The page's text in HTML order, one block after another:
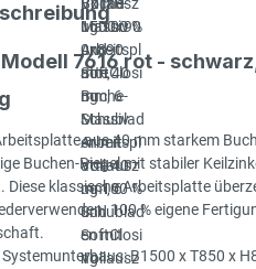
7616 rot -
aus 40 mm starkem
Buchen-Riegel mit stabiler
Diese klassische Arbeitsplatte
100 % eigene
Systemunterbaus: B1500 x T850 x